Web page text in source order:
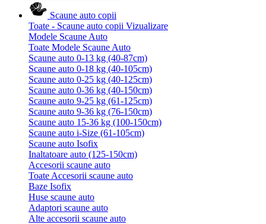
Scaune auto copii
Toate - Scaune auto copii Vizualizare
Modele Scaune Auto
Toate Modele Scaune Auto
Scaune auto 0-13 kg (40-87cm)
Scaune auto 0-18 kg (40-105cm)
Scaune auto 0-25 kg (40-125cm)
Scaune auto 0-36 kg (40-150cm)
Scaune auto 9-25 kg (61-125cm)
Scaune auto 9-36 kg (76-150cm)
Scaune auto 15-36 kg (100-150cm)
Scaune auto i-Size (61-105cm)
Scaune auto Isofix
Inaltatoare auto (125-150cm)
Accesorii scaune auto
Toate Accesorii scaune auto
Baze Isofix
Huse scaune auto
Adaptori scaune auto
Alte accesorii scaune auto